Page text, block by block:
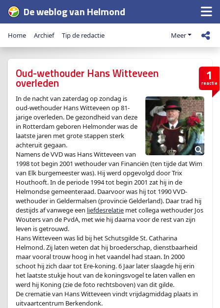
De weblog van Helmond
Home Archief Tip de redactie Meer
1
reactie
Oud-wethouder Hans Witteveen
overleden
In de nacht van zaterdag op zondag is
oud-wethouder Hans Witteveen op 81-
jarige overleden. De gezondheid van deze
in Rotterdam geboren Helmonder was de
laatste jaren met grote stappen sterk
achteruit gegaan.
Namens de VVD was Hans Witteveen van
1998 tot begin 2001 wethouder van Financiën (ten tijde dat Wim
van Elk burgemeester was). Hij werd opgevolgd door Trix
Houthooft. In de periode 1994 tot begin 2001 zat hij in de
Helmondse gemeenteraad. Daarvoor was hij tot 1990 VVD-
wethouder in Geldermalsen (provincie Gelderland). Daar trad hij
destijds af vanwege een liefdesrelatie met collega wethouder Jos
Wouters van de PvdA, met wie hij daarna voor de rest van zijn
leven is getrouwd.
Hans Witteveen was lid bij het Schutsgilde St. Catharina
Helmond. Zij laten weten dat hij broederschap, dienstbaarheid
maar vooral trouw hoog in het vaandel had staan. In 2000
schoot hij zich daar tot Ere-koning. 6 Jaar later slaagde hij erin
het laatste stukje hout van de koningsvogel te laten vallen en
werd hij Koning (zie de foto rechtsboven) van dit gilde.
De crematie van Hans Witteveen vindt vrijdagmiddag plaats in
uitvaartcentrum Berkendonk.